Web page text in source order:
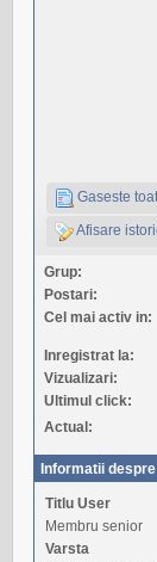
Gaseste
Afisare
Grup:
Postari:
Cel mai activ in:
Inregistrat la:
Vizualizari:
Ultimul click:
Actual:
Informatii
Titlu User
Membru senior
Varsta